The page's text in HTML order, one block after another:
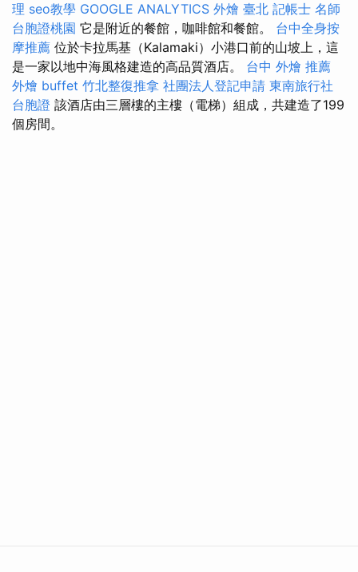
理 seo教學 GOOGLE ANALYTICS 外燴 臺北 記帳士 名師
台胞證桃園 它是附近的餐館，咖啡館和餐館。 台中全身按
摩推薦 位於卡拉馬基（Kalamaki）小港口前的山坡上，這
是一家以地中海風格建造的高品質酒店。 台中 外燴 推薦
外燴 buffet 竹北整復推拿 社團法人登記申請 東南旅行社
台胞證 該酒店由三層樓的主樓（電梯）組成，共建造了199
個房間。